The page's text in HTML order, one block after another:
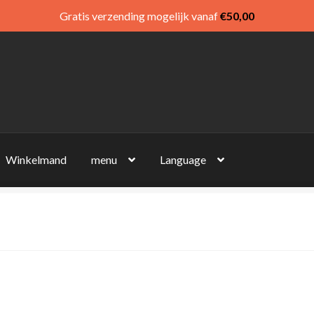
Winkelmand menu Language
Gratis verzending mogelijk vanaf€50,00